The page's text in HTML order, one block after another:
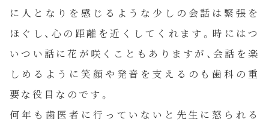
当院について
私達について
お知らせ
に人となりを感じるような少しの会話は緊張を
ほぐし、心の距離を近くしてくれます。時にはつ
いつい話に花が咲くこともありますが、会話を楽
しめるように笑顔や発音を支えるのも歯科の重
要な役目なのです。
何年も歯医者に行っていないと先生に怒られる